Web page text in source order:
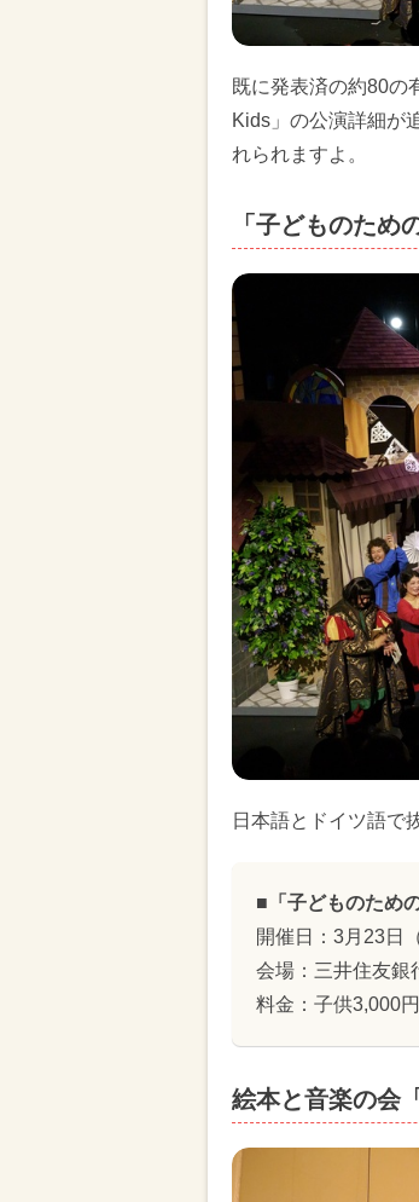
既に発表済の約80の
Kids」の公演詳細が
れられますよ。
「子どものため
日本語とドイツ語で
■「子どものため
開催日：3月23日
会場：三井住友銀
料金：子供3,000
絵本と音楽の会